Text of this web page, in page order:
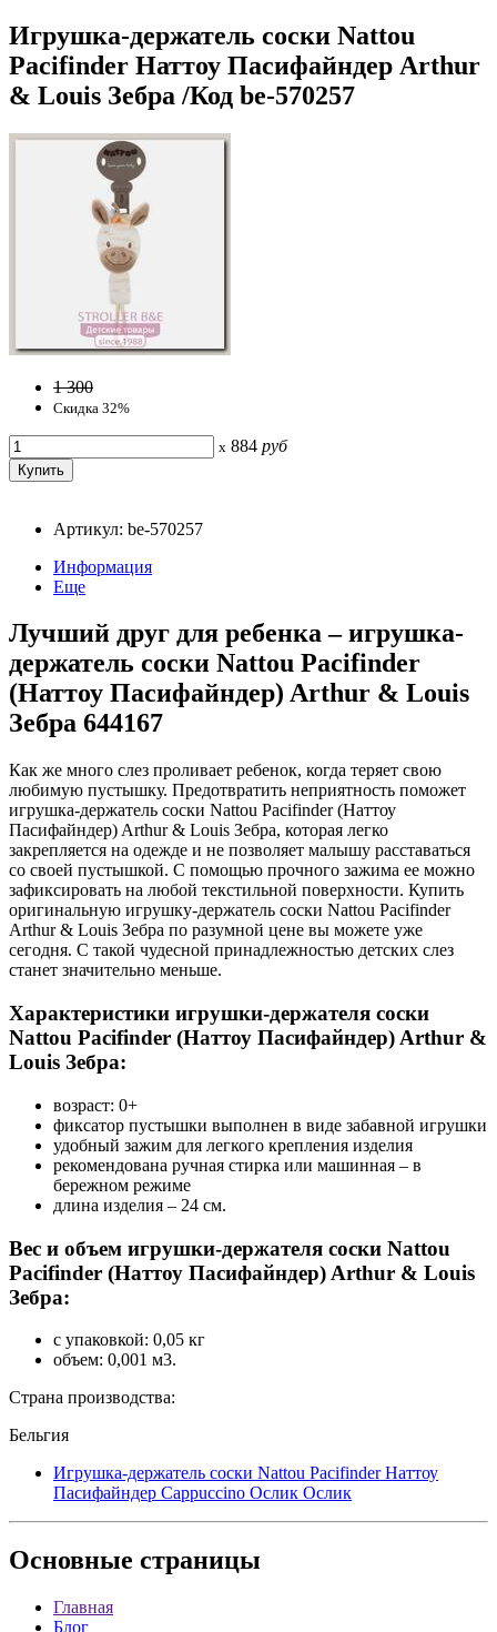
Игрушка-держатель соски Nattou
Pacifinder Наттоу Пасифайндер Arthur
& Louis Зебра /Код be-570257
1 300
Скидка 32%
x 884 руб
Артикул: be-570257
Информация
Еще
Лучший друг для ребенка – игрушка-
держатель соски Nattou Pacifinder
(Наттоу Пасифайндер) Arthur & Louis
Зебра 644167
Как же много слез проливает ребенок, когда теряет свою
любимую пустышку. Предотвратить неприятность поможет
игрушка-держатель соски Nattou Pacifinder (Наттоу
Пасифайндер) Arthur & Louis Зебра, которая легко
закрепляется на одежде и не позволяет малышу расставаться
со своей пустышкой. С помощью прочного зажима ее можно
зафиксировать на любой текстильной поверхности. Купить
оригинальную игрушку-держатель соски Nattou Pacifinder
Arthur & Louis Зебра по разумной цене вы можете уже
сегодня. С такой чудесной принадлежностью детских слез
станет значительно меньше.
Характеристики игрушки-держателя соски
Nattou Pacifinder (Наттоу Пасифайндер) Arthur &
Louis Зебра:
возраст: 0+
фиксатор пустышки выполнен в виде забавной игрушки
удобный зажим для легкого крепления изделия
рекомендована ручная стирка или машинная – в
бережном режиме
длина изделия – 24 см.
Вес и объем игрушки-держателя соски Nattou
Pacifinder (Наттоу Пасифайндер) Arthur & Louis
Зебра:
с упаковкой: 0,05 кг
объем: 0,001 м3.
Страна производства:
Бельгия
Игрушка-держатель соски Nattou Pacifinder Наттоу
Пасифайндер Cappuccino Ослик Ослик
Основные страницы
Главная
Блог